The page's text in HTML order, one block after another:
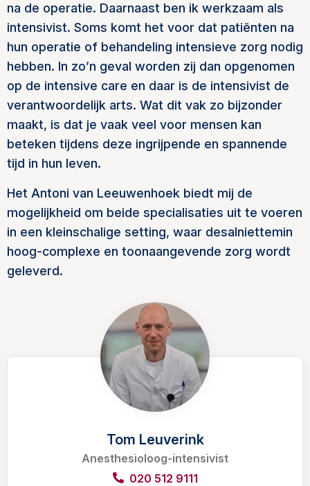
na de operatie. Daarnaast ben ik werkzaam als
intensivist. Soms komt het voor dat patiënten na
hun operatie of behandeling intensieve zorg nodig
hebben. In zo’n geval worden zij dan opgenomen
op de intensive care en daar is de intensivist de
verantwoordelijk arts. Wat dit vak zo bijzonder
maakt, is dat je vaak veel voor mensen kan
beteken tijdens deze ingrijpende en spannende
tijd in hun leven.
Het Antoni van Leeuwenhoek biedt mij de
mogelijkheid om beide specialisaties uit te voeren
in een kleinschalige setting, waar desalniettemin
hoog-complexe en toonaangevende zorg wordt
geleverd.
Tom Leuverink
Anesthesioloog-intensivist
020 512 9111